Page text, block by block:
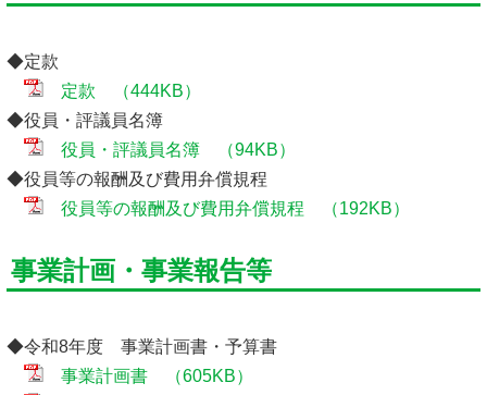
◆定款
定款 （444KB）
◆役員・評議員名簿
役員・評議員名簿 （94KB）
◆役員等の報酬及び費用弁償規程
役員等の報酬及び費用弁償規程 （192KB）
事業計画・事業報告等
◆令和8年度 事業計画書・予算書
事業計画書 （605KB）